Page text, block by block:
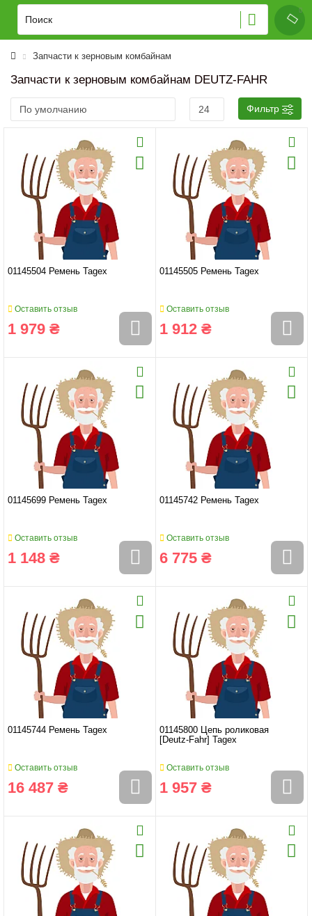
Запчасти к зерновым комбайнам
Запчасти к зерновым комбайнам DEUTZ-FAHR
Фильтр
01145504 Ремень Tagex
Оставить отзыв
1 979 ₴
01145505 Ремень Tagex
Оставить отзыв
1 912 ₴
01145699 Ремень Tagex
Оставить отзыв
1 148 ₴
01145742 Ремень Tagex
Оставить отзыв
6 775 ₴
01145744 Ремень Tagex
Оставить отзыв
16 487 ₴
01145800 Цепь роликовая
[Deutz-Fahr] Tagex
Оставить отзыв
1 957 ₴